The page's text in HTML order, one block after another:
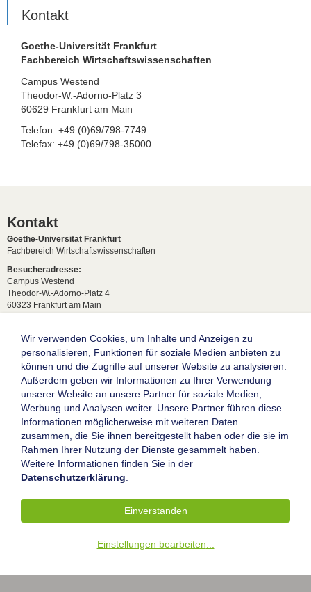
Kontakt
Goethe-Universität Frankfurt
Fachbereich Wirtschaftswissenschaften
Campus Westend
Theodor-W.-Adorno-Platz 3
60629 Frankfurt am Main
Telefon: +49 (0)69/798-7749
Telefax: +49 (0)69/798-35000
Kontakt
Goethe-Universität Frankfurt
Fachbereich Wirtschaftswissenschaften
Besucheradresse:
Campus Westend
Theodor-W.-Adorno-Platz 4
60323 Frankfurt am Main
Postadresse:
60629 Frankfurt am Main
Studentische Anfragen:
studium[at]wiwi.uni-frankfurt[dot]de
Allgemeine Anfragen:
dekanat02[at]wiwi.uni-frankfurt[dot]de
Die Goethe-Universität Frankfurt am Main
Barrierefreiheit
© 2004-2026 Goethe-Universität Frankfurt am Main
Wir verwenden Cookies, um Inhalte und Anzeigen zu
personalisieren, Funktionen für soziale Medien anbieten zu
können und die Zugriffe auf unserer Website zu analysieren.
Außerdem geben wir Informationen zu Ihrer Verwendung
unserer Website an unsere Partner für soziale Medien,
Werbung und Analysen weiter. Unsere Partner führen diese
Informationen möglicherweise mit weiteren Daten
zusammen, die Sie ihnen bereitgestellt haben oder die sie im
Rahmen Ihrer Nutzung der Dienste gesammelt haben.
Weitere Informationen finden Sie in der
Datenschutzerklärung
Einstellungen bearbeiten
Einverstanden